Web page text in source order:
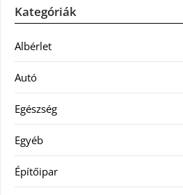
Kategóriák
Albérlet
Autó
Egészség
Egyéb
Építőipar